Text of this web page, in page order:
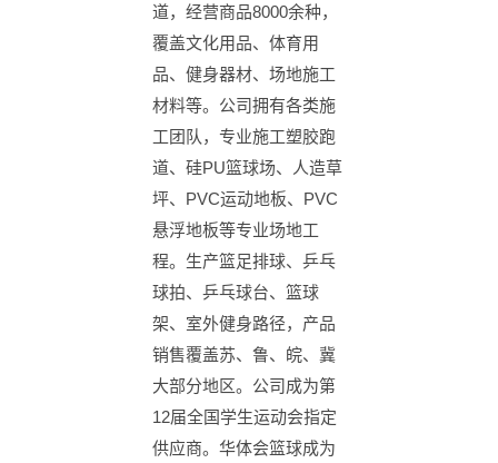
道，经营商品8000余种，
覆盖文化用品、体育用
品、健身器材、场地施工
材料等。公司拥有各类施
工团队，专业施工塑胶跑
道、硅PU篮球场、人造草
坪、PVC运动地板、PVC
悬浮地板等专业场地工
程。生产篮足排球、乒乓
球拍、乒乓球台、篮球
架、室外健身路径，产品
销售覆盖苏、鲁、皖、冀
大部分地区。公司成为第
12届全国学生运动会指定
供应商。华体会篮球成为